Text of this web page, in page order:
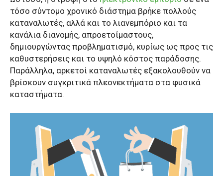
τόσο σύντομο χρονικό διάστημα βρήκε πολλούς
καταναλωτές, αλλά και το λιανεμπόριο και τα
κανάλια διανομής, απροετοίμαστους,
δημιουργώντας προβληματισμό, κυρίως ως προς τις
καθυστερήσεις και το υψηλό κόστος παράδοσης.
Παράλληλα, αρκετοί καταναλωτές εξακολουθούν να
βρίσκουν συγκριτικά πλεονεκτήματα στα φυσικά
καταστήματα.